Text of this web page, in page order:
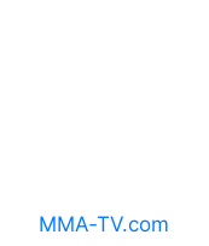
MMA‑TV.com